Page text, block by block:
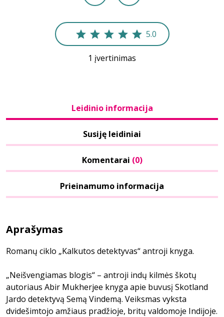
5.0
1 įvertinimas
Leidinio informacija
Susiję leidiniai
Komentarai (0)
Prieinamumo informacija
Aprašymas
Romanų ciklo „Kalkutos detektyvas“ antroji knyga.
„Neišvengiamas blogis“ – antroji indų kilmės škotų
autoriaus Abir Mukherjee knyga apie buvusį Skotland
Jardo detektyvą Semą Vindemą. Veiksmas vyksta
dvidešimtojo amžiaus pradžioje, britų valdomoje Indijoje.